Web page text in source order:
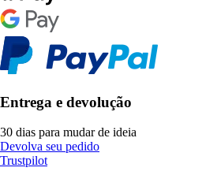
Entrega e devolução
30 dias para mudar de ideia
Devolva seu pedido
Trustpilot